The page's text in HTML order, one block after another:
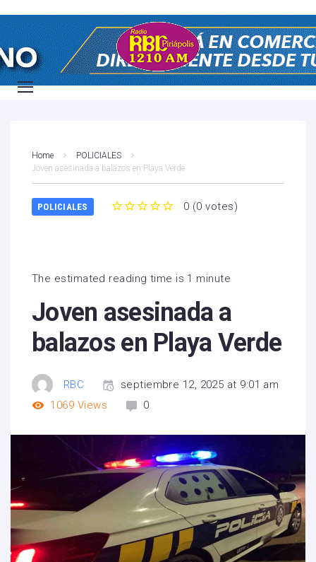
Home
POLICIALES
Joven asesinada a balazos en Playa Verde
POLICIALES 0 (0 votes)
The estimated reading time is 1 minute
Joven asesinada a
balazos en Playa Verde
RBC
septiembre 12, 2025 at 9:01 am
1069 Views 0